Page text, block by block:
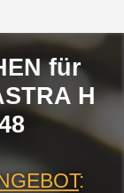
für
H
: